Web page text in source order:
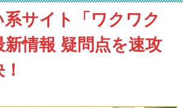
サイト「ワクワク
新情報 疑問点を速攻